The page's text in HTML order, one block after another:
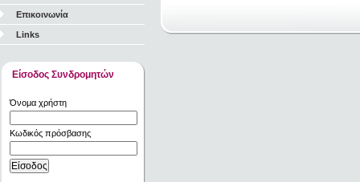
Επικοινωνία
Links
Είσοδος Συνδρομητών
Όνομα χρήστη
Κωδικός πρόσβασης